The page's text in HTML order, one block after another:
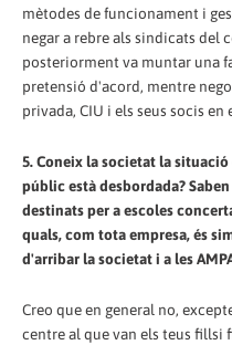
mètodes de funcionament i
negar a rebre als sindicats del
posteriorment va muntar una
pretensió d'acord, mentre
privada, CIU i els seus socis
5. Coneix la societat la
públic està desbordada?
destinats per a escoles
quals, com tota empresa, és
d'arribar la societat i a les
Creo que en general no,
centre al que van els teus fillsi